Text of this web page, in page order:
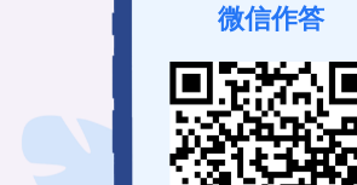
该问卷未发布
微信作答